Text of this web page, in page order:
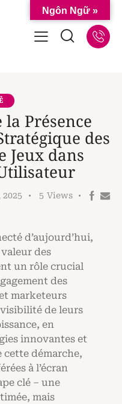
Présence
des
Jeux dans
2025 5 Views
d’aujourd’hui,
des
un rôle crucial
des
marketeurs
de leurs
en
innovantes et
démarche,
à l’écran
clé – une
mais
Ngôn Ngữ »